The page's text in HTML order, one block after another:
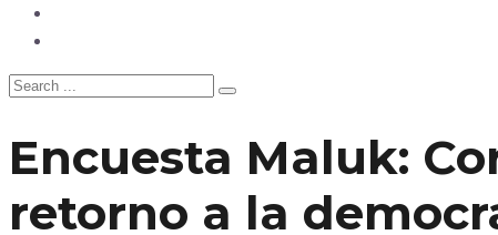
Encuesta Maluk:
retorno a la